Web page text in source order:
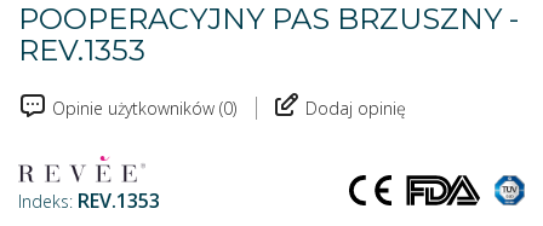
POOPERACYJNY PAS BRZUSZNY -
REV.1353
Opinie użytkowników (0) Dodaj opinię
Indeks: REV.1353